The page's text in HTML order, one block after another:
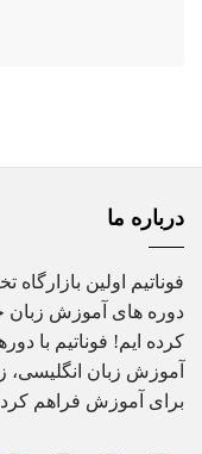
درباره ما
فوناتیم اولین
دوره های آموزش زبان
کرده ایم! فوناتیم با
آموزش زبان انگلیسی،
برای آموزش فراهم